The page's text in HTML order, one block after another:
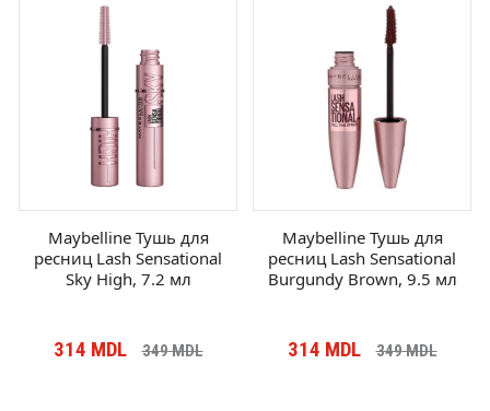
Maybelline Тушь для
ресниц Lash Sensational
Sky High, 7.2 мл
314 MDL 349MDL
Maybelline Тушь для
ресниц Lash Sensational
Burgundy Brown, 9.5 мл
314 MDL 349MDL